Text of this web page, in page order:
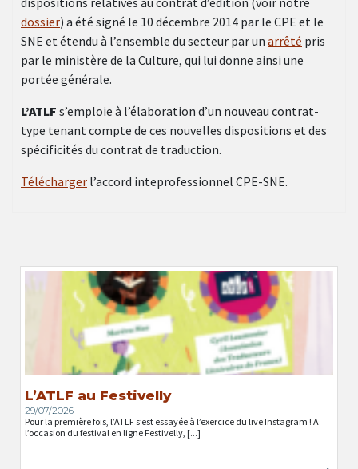
dossier) a été signé le 10 décembre 2014 par le CPE et le
SNE et étendu à l’ensemble du secteur par un arrêté pris
par le ministère de la Culture, qui lui donne ainsi une
portée générale.
L’ATLF s’emploie à l’élaboration d’un nouveau contrat-
type tenant compte de ces nouvelles dispositions et des
spécificités du contrat de traduction.
Télécharger l’accord inteprofessionnel CPE-SNE.
L’ATLF au Festivelly
29/07/2026
Pour la première fois, l’ATLF s’est essayée à l’exercice du live Instagram ! A
l’occasion du festival en ligne Festivelly, [...]